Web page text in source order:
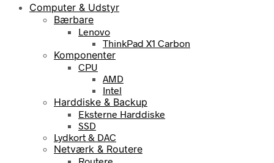
Computer & Udstyr
Bærbare
Lenovo
ThinkPad X1 Carbon
Komponenter
CPU
AMD
Intel
Harddiske & Backup
Eksterne Harddiske
SSD
Lydkort & DAC
Netværk & Routere
Routere